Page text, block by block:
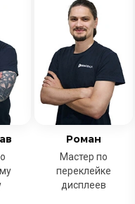
Роман
Мастер по
переклейке
дисплеев